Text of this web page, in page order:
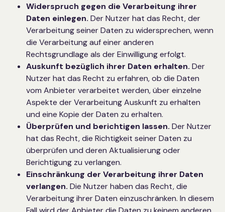
Widerspruch gegen die Verarbeitung ihrer
Daten einlegen. Der Nutzer hat das Recht, der
Verarbeitung seiner Daten zu widersprechen, wenn
die Verarbeitung auf einer anderen
Rechtsgrundlage als der Einwilligung erfolgt.
Auskunft bezüglich ihrer Daten erhalten. Der
Nutzer hat das Recht zu erfahren, ob die Daten
vom Anbieter verarbeitet werden, über einzelne
Aspekte der Verarbeitung Auskunft zu erhalten
und eine Kopie der Daten zu erhalten.
Überprüfen und berichtigen lassen. Der Nutzer
hat das Recht, die Richtigkeit seiner Daten zu
überprüfen und deren Aktualisierung oder
Berichtigung zu verlangen.
Einschränkung der Verarbeitung ihrer Daten
verlangen. Die Nutzer haben das Recht, die
Verarbeitung ihrer Daten einzuschränken. In diesem